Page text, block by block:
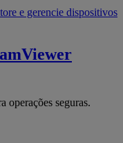
e gerencie dispositivos
operações seguras.